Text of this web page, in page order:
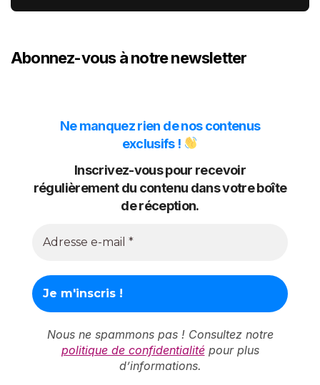
Abonnez-vous à notre newsletter
Ne manquez rien de nos contenus
exclusifs !
Inscrivez-vous pour recevoir
régulièrement du contenu dans votre boîte
de réception.
Nous ne spammons pas ! Consultez notre
politique de confidentialitépour plus
d’informations.